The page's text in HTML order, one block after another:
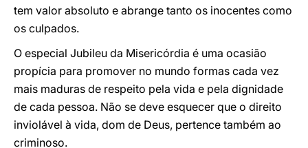
tem valor absoluto e abrange tanto os inocentes como
os culpados.
O especial Jubileu da Misericórdia é uma ocasião
propícia para promover no mundo formas cada vez
mais maduras de respeito pela vida e pela dignidade
de cada pessoa. Não se deve esquecer que o direito
inviolável à vida, dom de Deus, pertence também ao
criminoso.